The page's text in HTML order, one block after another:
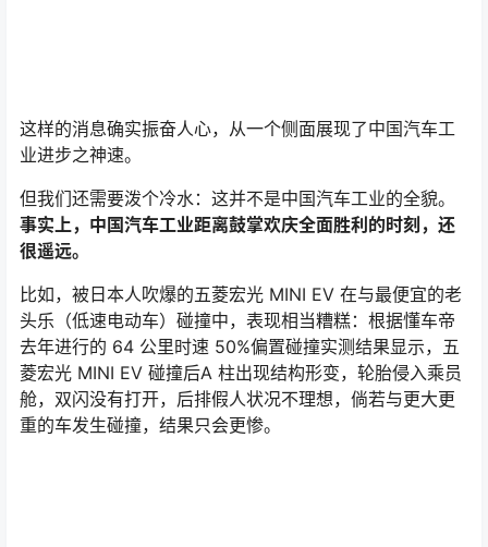
的芯片不是广告宣传中的高通八核芯片，而是 2016 年发
布旧款英特尔 4 核 A3940 芯片，导致使用过程中经常出
系统不定时死机、蓝牙不定时无法连接等问题。
这还没完，去年，欧拉被爆出在出口英国的好猫上，搭载
的覆辙。
我们可以由衷地赞叹中国汽车工业身上这袭袍子的华美，
但不能对藏在袍子下成群的虱子视若无睹。